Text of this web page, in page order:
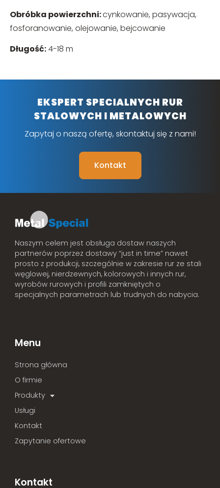
Obróbka powierzchni:cynkowanie, pasywacja,
fosforanowanie, olejowanie, bejcowanie
Długość:4-18 m
EKSPERT SPECIALNYCH RUR
STALOWYCH I METALOWYCH
Zapytaj o naszą ofertę, skontaktuj się z nami!
Kontakt
Naszym celem jest obsługa dostaw naszych
partnerów poprzez dostawy “just in time” nawet
prosto z produkcji, szczególnie w zakresie rur ze stali
węglowej, nierdzewnych, kolorowych i innych rur,
wyrobów rurowych i profili zamkniętych o
specjalnych parametrach lub trudnych do nabycia.
Menu
Strona główna
O firmie
Produkty
Usługi
Kontakt
Zapytanie ofertowe
Kontakt